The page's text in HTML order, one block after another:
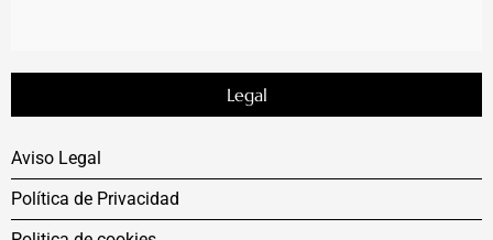
Legal
Aviso Legal
Política de Privacidad